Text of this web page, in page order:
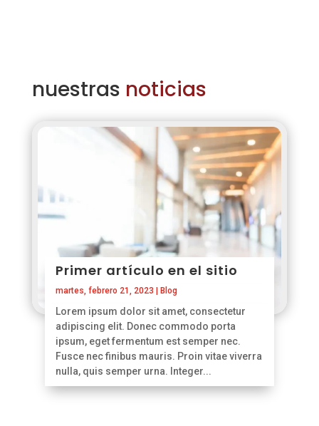
nuestras noticias
Primer artículo en el sitio
martes, febrero 21, 2023 Blog
Lorem ipsum dolor sit amet, consectetur
adipiscing elit. Donec commodo porta
ipsum, eget fermentum est semper nec.
Fusce nec finibus mauris. Proin vitae viverra
nulla, quis semper urna. Integer...